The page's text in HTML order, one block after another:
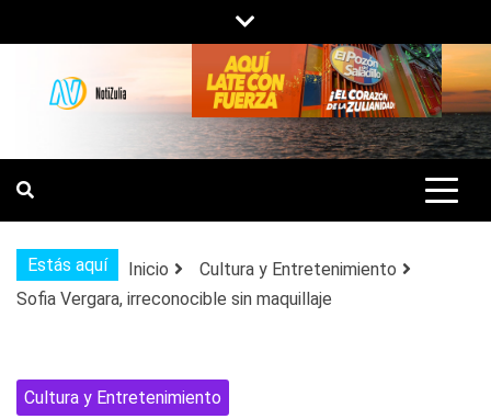
al
contenido
NOTIZULIA
NOTICIAS DEL ZULIA, VENEZUELA Y
DE INTERÉS GENERAL.
Estás aquí Inicio
Cultura y Entretenimiento
Sofia Vergara, irreconocible sin maquillaje
Cultura y Entretenimiento